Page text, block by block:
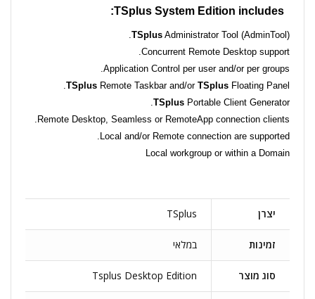
TSplus System Edition includes:
TSplus Administrator Tool (AdminTool).
Concurrent Remote Desktop support.
Application Control per user and/or per groups.
TSplus Remote Taskbar and/or TSplus Floating Panel.
TSplus Portable Client Generator.
Remote Desktop, Seamless or RemoteApp connection clients.
Local and/or Remote connection are supported.
Local workgroup or within a Domain
יצרן TSplus
זמינות במלאי
סוג מוצר Tsplus Desktop Edition